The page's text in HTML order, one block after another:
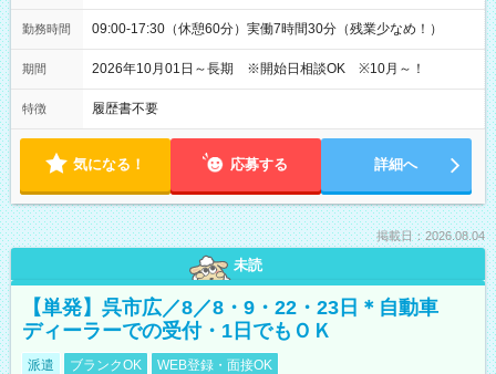
勤務時間 09:00-17:30（休憩60分）実働7時間30分（残業少なめ！）
期間 2026年10月01日～長期 ※開始日相談OK ※10月～！
特徴 履歴書不要
気になる！ 応募する 詳細へ
掲載日：2026.08.04
未読
【単発】呉市広／8／8・9・22・23日＊自動車
ディーラーでの受付・1日でもＯＫ
派遣 ブランクOK WEB登録・面接OK